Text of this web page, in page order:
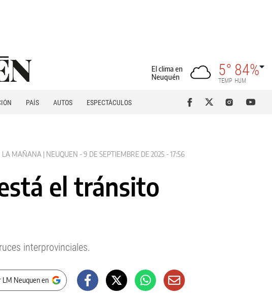
El clima en
Neuquén
5°
TEMP
84%
HUM
PAÍS AUTOS
ESPECTÁCULOS
LA MAÑANA | NEUQUEN - 9 DE SEPTIEMBRE DE 2025 - 17:56
el tránsito
interprovinciales.
LM Neuquen en